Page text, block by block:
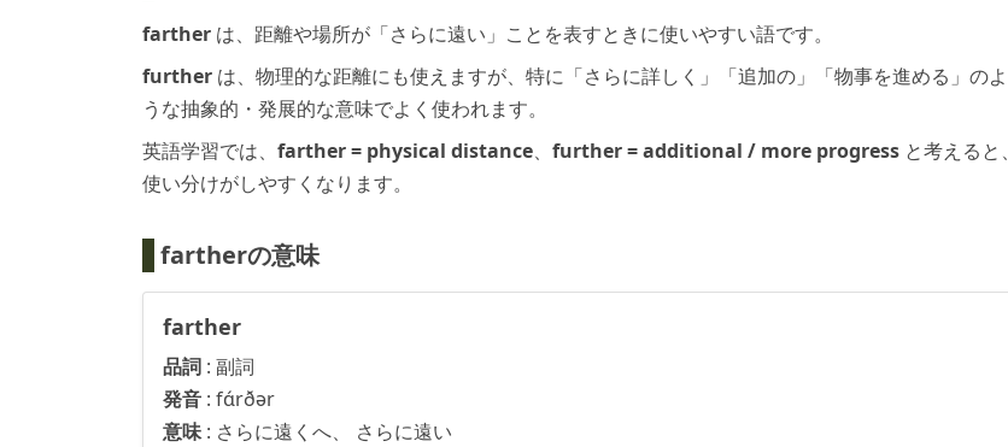
farther は、距離や場所が「さらに遠い」ことを表すときに使いやすい語です。
further は、物理的な距離にも使えますが、特に「さらに詳しく」「追加の」「物事を進める」のよ
うな抽象的・発展的な意味でよく使われます。
英語学習では、 farther = physical distance、 further = additional / more progress と考えると、
使い分けがしやすくなります。
fartherの意味
farther
品詞 : 副詞
発音 : fɑ́rðər
意味: さらに遠くへ、 さらに遠い